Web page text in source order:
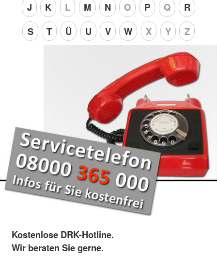
J
K L M N O P Q
R
S
T Ü U V W X Y Z
Kostenlose DRK-Hotline.
Wir beraten Sie gerne.